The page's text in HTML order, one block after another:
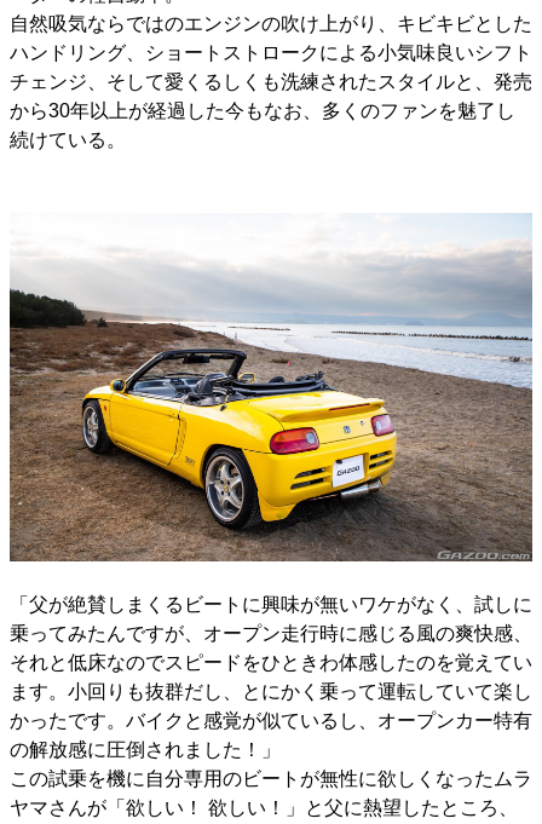
自然吸気ならではのエンジンの吹け上がり、キビキビとした
ハンドリング、ショートストロークによる小気味良いシフト
チェンジ、そして愛くるしくも洗練されたスタイルと、発売
から30年以上が経過した今もなお、多くのファンを魅了し
続けている。
「父が絶賛しまくるビートに興味が無いワケがなく、試しに
乗ってみたんですが、オープン走行時に感じる風の爽快感、
それと低床なのでスピードをひときわ体感したのを覚えてい
ます。小回りも抜群だし、とにかく乗って運転していて楽し
かったです。バイクと感覚が似ているし、オープンカー特有
の解放感に圧倒されました！」
この試乗を機に自分専用のビートが無性に欲しくなったムラ
ヤマさんが「欲しい！ 欲しい！」と父に熱望したところ、